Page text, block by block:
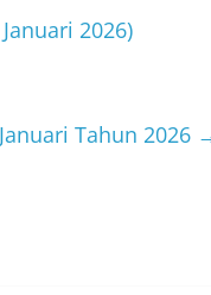
2026)
Tahun 2026